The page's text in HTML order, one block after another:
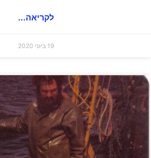
לקריאה...
19 ביוני 2020